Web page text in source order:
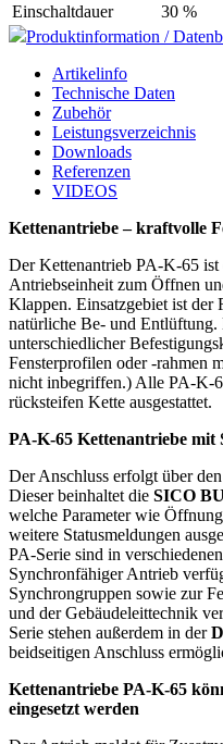
Einschaltdauer
30 %
Produktinformation /
Artikelinfo
Technische Daten
Zubehör
Leistungsverzeichnis
Downloads
Referenzen
VIDEOS
Kettenantriebe – kraftvolle
Der Kettenantrieb PA-K-65 ist
Antriebseinheit zum Öffnen
Klappen. Einsatzgebiet ist der
natürliche Be- und
unterschiedlicher
Fensterprofilen oder -rahmen
nicht inbegriffen.) Alle PA-K-
rücksteifen Kette ausgestattet.
PA-K-65 Kettenantriebe
Der Anschluss erfolgt über den
Dieser beinhaltet die SICO
welche Parameter wie
weitere Statusmeldungen
PA-Serie sind in
Synchronfähiger Antrieb
Synchrongruppen sowie zur
und der Gebäudeleittechnik
Serie stehen außerdem in der
beidseitigen Anschluss
Kettenantriebe PA-K-65
eingesetzt werden